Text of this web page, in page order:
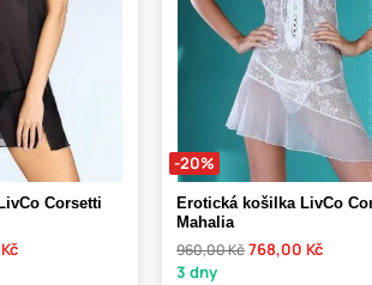
Corsetti
-20%
Erotická košilka LivCo
Mahalia
960,00 Kč768,00 Kč
3 dny